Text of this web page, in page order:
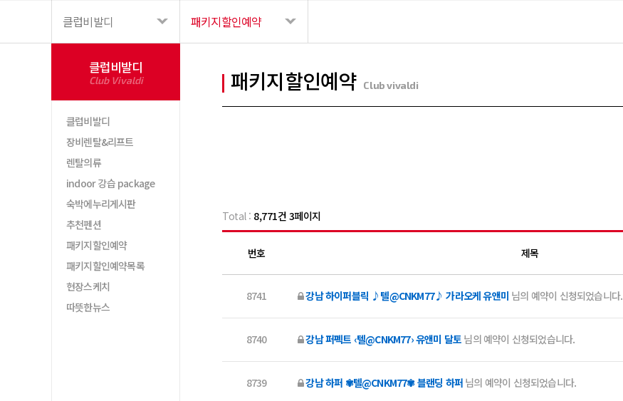
클럽비발디 패키지할인예약
클럽비발디
Club Vivaldi
클럽비발디
장비렌탈&리프트
렌탈의류
indoor 강습 package
숙박에누리게시판
추천펜션
패키지할인예약
패키지할인예약목록
현장스케치
따뜻한뉴스
패키지할인예약 Club vivaldi
Total : 8,771건 3페이지
번호 제목
8741 강남 하이퍼블릭 ♪텔@CNKM77♪ 가라오케 유앤미 님의 예약이 신청되었습니다.
8740 강남 퍼펙트 ‹텔@CNKM77› 유앤미 달토 님의 예약이 신청되었습니다.
8739 강남 하퍼 ✾텔@CNKM77✾ 블랜딩 하퍼 님의 예약이 신청되었습니다.